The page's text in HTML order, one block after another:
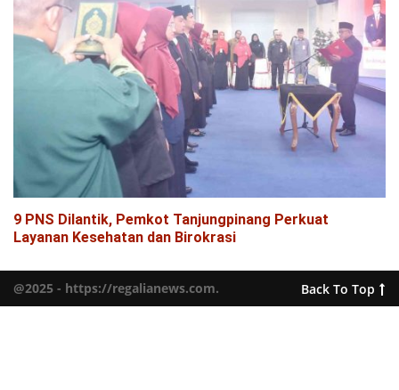
9 PNS Dilantik, Pemkot Tanjungpinang Perkuat
Layanan Kesehatan dan Birokrasi
@2025 - https://regalianews.com. Back To Top